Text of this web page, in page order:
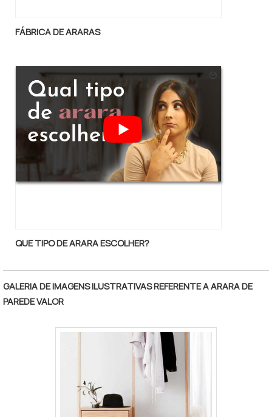
FÁBRICA DE ARARAS
QUE TIPO DE ARARA ESCOLHER?
GALERIA DE IMAGENS ILUSTRATIVAS REFERENTE A ARARA DE
PAREDE VALOR